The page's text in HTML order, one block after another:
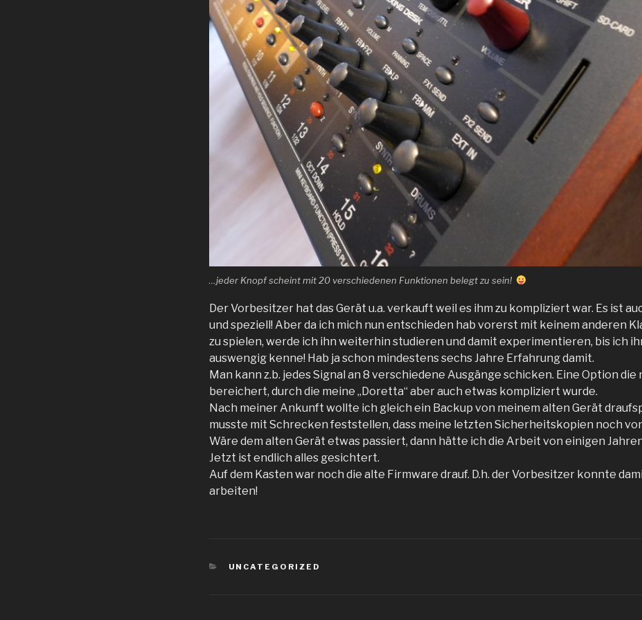
…jeder Knopf scheint mit 20 verschiedenen Funktionen belegt zu sein!
Der Vorbesitzer hat das Gerät u.a. verkauft weil es ihm zu kompliziert war. Es ist
und speziell! Aber da ich mich nun entschieden hab vorerst mit keinem anderen
zu spielen, werde ich ihn weiterhin studieren und damit experimentieren, bis ich
auswengig kenne! Hab ja schon mindestens sechs Jahre Erfahrung damit.
Man kann z.b. jedes Signal an 8 verschiedene Ausgänge schicken. Eine Option die
bereichert, durch die meine „Doretta“ aber auch etwas kompliziert wurde.
Nach meiner Ankunft wollte ich gleich ein Backup von meinem alten Gerät
musste mit Schrecken feststellen, dass meine letzten Sicherheitskopien noch
Wäre dem alten Gerät etwas passiert, dann hätte ich die Arbeit von einigen
Jetzt ist endlich alles gesichtert.
Auf dem Kasten war noch die alte Firmware drauf. D.h. der Vorbesitzer konnte
arbeiten!
KATEGORIEN
UNCATEGORIZED